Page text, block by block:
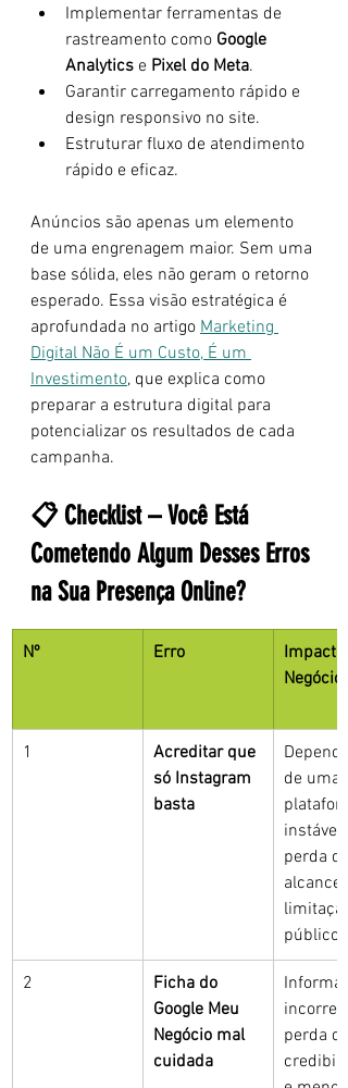
Implementar ferramentas de
rastreamento como Google
Analytics e Pixel do Meta.
Garantir carregamento rápido e
design responsivo no site.
Estruturar fluxo de atendimento
rápido e eficaz.
Anúncios são apenas um elemento
de uma engrenagem maior. Sem uma
base sólida, eles não geram o retorno
esperado. Essa visão estratégica é
aprofundada no artigo Marketing
Digital Não É um Custo, É um
Investimento, que explica como
preparar a estrutura digital para
potencializar os resultados de cada
campanha.
📋 Checklist – Você Está
Cometendo Algum Desses Erros
na Sua Presença Online?
Nº Erro
Impacto
Negócio
1
Acreditar que
só Instagram
basta
de uma
instável,
perda de
alcance e
público
2
Ficha do
Google Meu
Negócio mal
cuidada
perda de